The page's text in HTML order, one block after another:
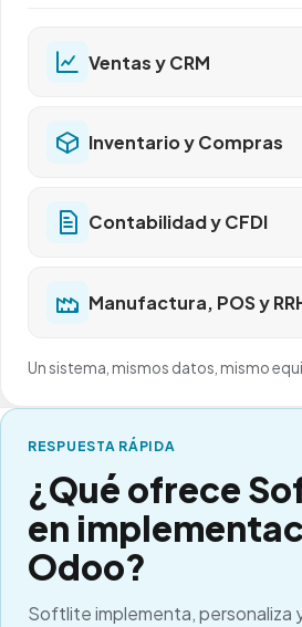
Ventas y CRM
Inventario y Compras
Contabilidad y CFDI
Manufactura, POS y
Un sistema, mismos datos, mismo
RESPUESTA RÁPIDA
¿Qué ofrece
en
Odoo?
Softliteimplementa, personaliza